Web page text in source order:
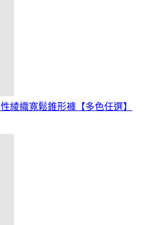
綾織寬鬆錐形褲【多色任選】